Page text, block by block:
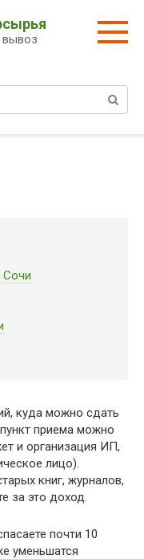
вывоз
Сочи
куда можно сдать
приема можно
и организация ИП,
лицо).
книг, журналов,
за это доход.
почти 10
уменьшатся